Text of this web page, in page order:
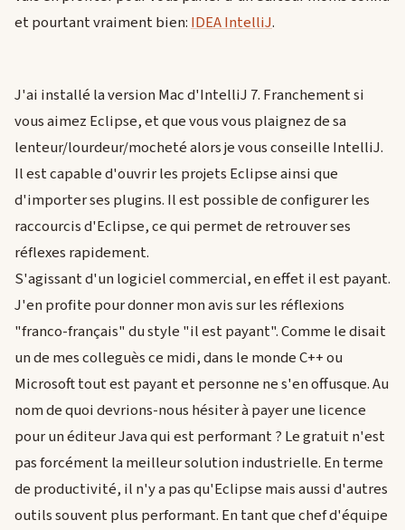
et pourtant vraiment bien:IDEA IntelliJ.
J'ai installé la version Mac d'IntelliJ 7. Franchement si
vous aimez Eclipse, et que vous vous plaignez de sa
lenteur/lourdeur/mocheté alors je vous conseille IntelliJ.
Il est capable d'ouvrir les projets Eclipse ainsi que
d'importer ses plugins. Il est possible de configurer les
raccourcis d'Eclipse, ce qui permet de retrouver ses
réflexes rapidement.
S'agissant d'un logiciel commercial, en effet il est payant.
J'en profite pour donner mon avis sur les réflexions
"franco-français" du style "il est payant". Comme le disait
un de mes colleguès ce midi, dans le monde C++ ou
Microsoft tout est payant et personne ne s'en offusque. Au
nom de quoi devrions-nous hésiter à payer une licence
pour un éditeur Java qui est performant ? Le gratuit n'est
pas forcément la meilleur solution industrielle. En terme
de productivité, il n'y a pas qu'Eclipse mais aussi d'autres
outils souvent plus performant. En tant que chef d'équipe